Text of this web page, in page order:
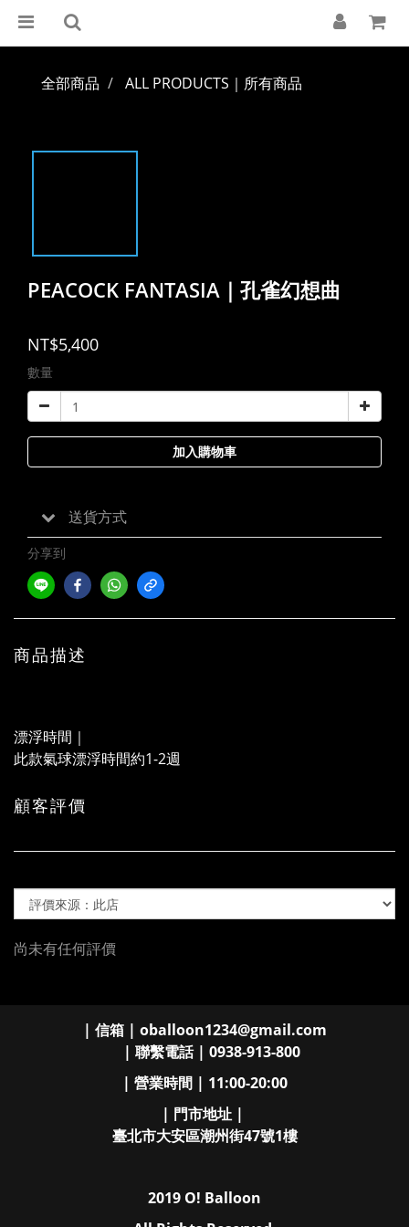
全部商品 ALL PRODUCTS｜所有商品
PEACOCK FANTASIA｜孔雀幻想曲
NT$5,400
數量
加入購物車
送貨方式
分享到
商品描述
漂浮時間｜
此款氣球漂浮時間約1-2週
顧客評價
尚未有任何評價
| 信箱 | oballoon1234@gmail.com
| 聯繫電話 | 0938-913-800
| 營業時間 | 11:00-20:00
| 門市地址 |
臺北市大安區潮州街47號1樓
2019 O! Balloon